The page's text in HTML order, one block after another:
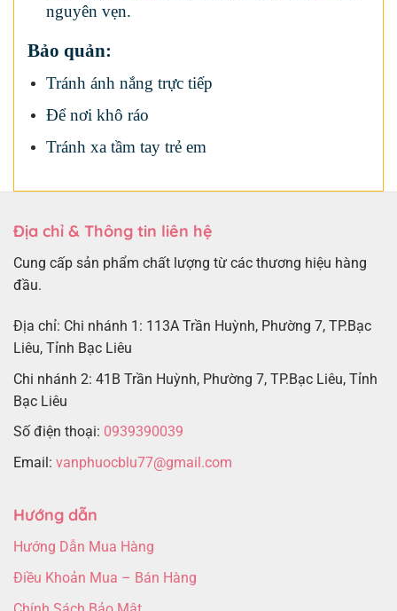
nguyên vẹn.
Bảo quản:
Tránh ánh nắng trực tiếp
Để nơi khô ráo
Tránh xa tầm tay trẻ em
Địa chỉ & Thông tin liên hệ
Cung cấp sản phẩm chất lượng từ các thương hiệu hàng
đầu.
Địa chỉ: Chi nhánh 1: 113A Trần Huỳnh, Phường 7, TP.Bạc
Liêu, Tỉnh Bạc Liêu
Chi nhánh 2: 41B Trần Huỳnh, Phường 7, TP.Bạc Liêu, Tỉnh
Bạc Liêu
Số điện thoại: 0939390039
Email: vanphuocblu77@gmail.com
Hướng dẫn
Hướng Dẫn Mua Hàng
Điều Khoản Mua – Bán Hàng